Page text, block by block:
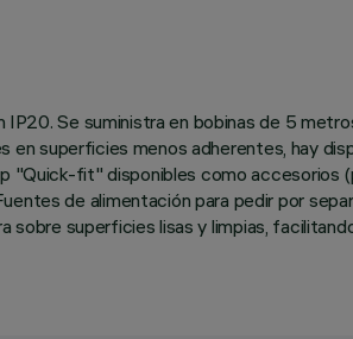
Se suministra en bobinas de 5
superficies menos adherentes, hay
"Quick-fit" disponibles como accesorios
de alimentación para pedir por
superficies lisas y limpias,